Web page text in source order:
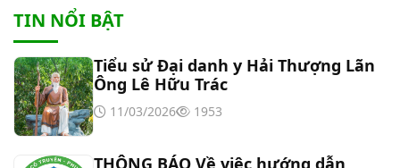
Thư mời báo giá về việc cung cấp “Dịch vụ tháo
dỡ, di dời và lắp đặt máy X-Quang thường quy và
kỹ thuật số”
Thư mời báo giá về Màn hình led phòng họp
Thư mời báo giá về việc vệ sinh máy lạnh các
khoa/phòng trong bệnh viện
TIN NỔI BẬT
Tiểu sử Đại danh y Hải Thượng Lãn
Ông Lê Hữu Trác
11/03/2026 1953
THÔNG BÁO Về việc hướng dẫn